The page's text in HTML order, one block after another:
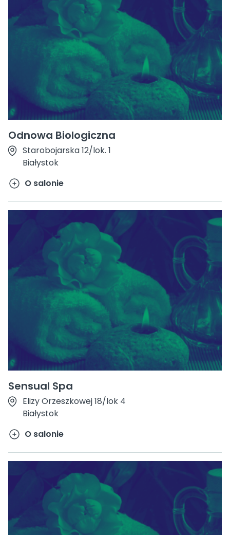
Odnowa Biologiczna
Starobojarska 12/lok. 1
Białystok
O salonie
Sensual Spa
Elizy Orzeszkowej 18/lok 4
Białystok
O salonie